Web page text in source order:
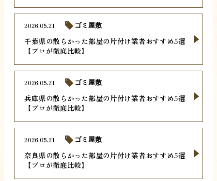
千葉県の散らかった部屋の片付け業者おすすめ5選
【プロが徹底比較】
2026.05.21 ゴミ屋敷
兵庫県の散らかった部屋の片付け業者おすすめ5選
【プロが徹底比較】
2026.05.21 ゴミ屋敷
奈良県の散らかった部屋の片付け業者おすすめ5選
【プロが徹底比較】
2026.05.21 ゴミ屋敷